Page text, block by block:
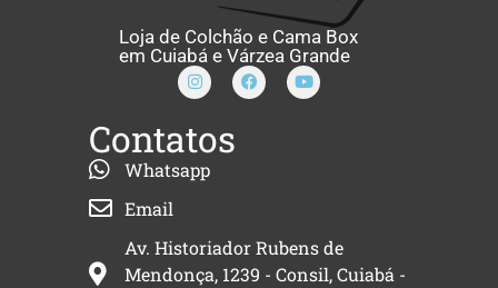
Loja de Colchão e Cama Box
em Cuiabá e Várzea Grande
Contatos
Whatsapp
Email
Av. Historiador Rubens de
Mendonça, 1239 - Consil, Cuiabá -